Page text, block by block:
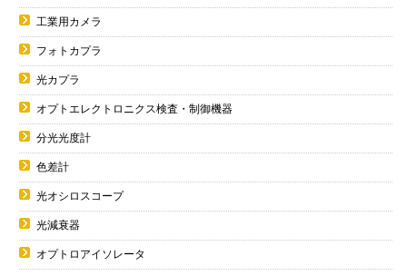
工業用カメラ
フォトカプラ
光カプラ
オプトエレクトロニクス検査・制御機器
分光光度計
色差計
光オシロスコープ
光減衰器
オプトロアイソレータ